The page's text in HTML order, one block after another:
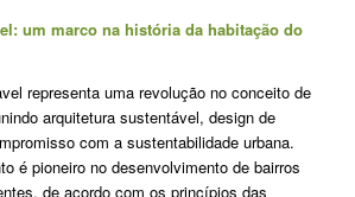
um marco na história da habitação do
representa uma revolução no conceito de
arquitetura sustentável, design de
com a sustentabilidade urbana.
é pioneiro no desenvolvimento de bairros
de acordo com os princípios das